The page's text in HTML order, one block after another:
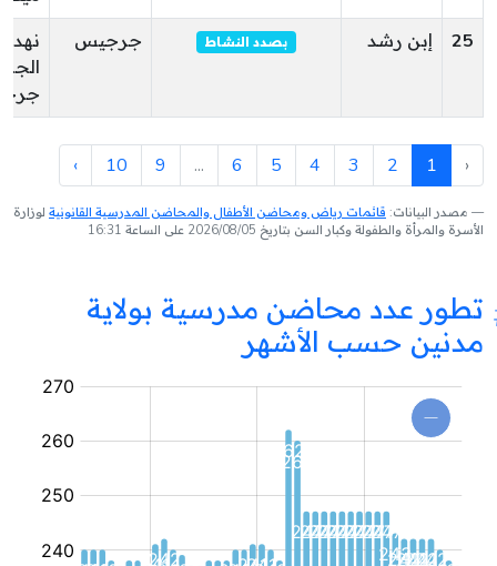
25
إبن رشد بصدد النشاط جرجيس
نهد
‹
1
2
3
4
5
6
...
9
10
›
مصدر البيانات: قائمات رياض ومحاضن الأطفال والمحاضن المدرسية القانونية لوزارة
الأسرة والمرأة والطفولة وكبار السن بتاريخ 2026/08/05 على الساعة 16:31
تطور عدد محاضن مدرسية بولاية
مدنين حسب الأشهر
محضنة